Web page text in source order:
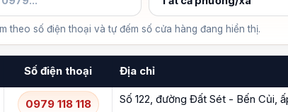
theo số điện thoại và tự đếm số cửa hàng đang hiển thị.
Số điện thoại Địa chỉ
0979 118 118 Số 122, đường Đất Sét - Bến Củi,